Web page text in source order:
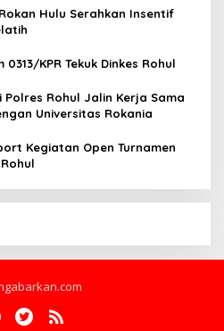
Hulu Serahkan Insentif
KPR Tekuk Dinkes Rohul
Polres Rohul Jalin Kerja Sama
Universitas Rokania
Kegiatan Open Turnamen